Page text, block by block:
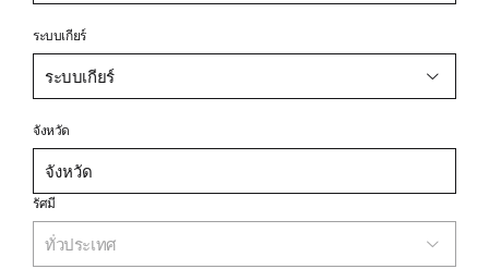
ระบบเกียร์
ระบบเกียร์
จังหวัด
รัศมี
ทั่วประเทศ